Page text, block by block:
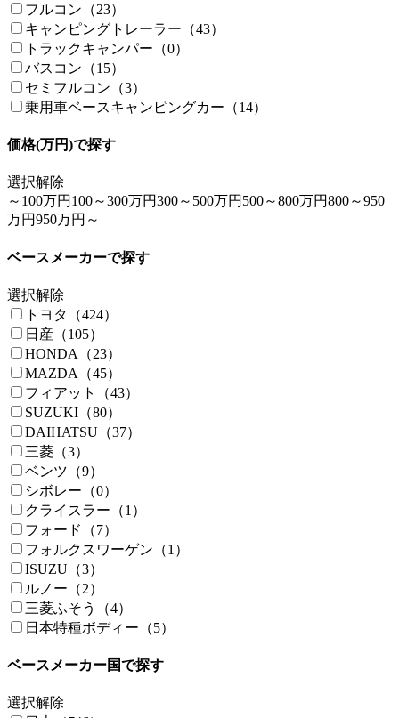
フルコン（23）
キャンピングトレーラー（43）
トラックキャンパー（0）
バスコン（15）
セミフルコン（3）
乗用車ベースキャンピングカー（14）
価格(万円)で探す
選択解除
～100万円 100～300万円300～500万円 500～800万円800～950
万円950万円～
ベースメーカーで探す
選択解除
トヨタ（424）
日産（105）
HONDA（23）
MAZDA（45）
フィアット（43）
SUZUKI（80）
DAIHATSU（37）
三菱（3）
ベンツ（9）
シボレー（0）
クライスラー（1）
フォード（7）
フォルクスワーゲン（1）
ISUZU（3）
ルノー（2）
三菱ふそう（4）
日本特種ボディー（5）
ベースメーカー国で探す
選択解除